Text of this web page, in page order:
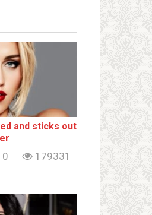
and sticks out
0 179331